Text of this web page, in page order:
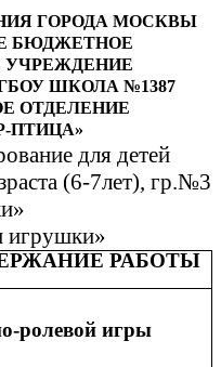
ГОРОДА МОСКВЫ
БЮДЖЕТНОЕ
УЧРЕЖДЕНИЕ
ШКОЛА №1387
ОТДЕЛЕНИЕ
ПТИЦА»
для детей
(6-7лет), гр.№3
игрушки»
РАБОТЫ
ролевой игры